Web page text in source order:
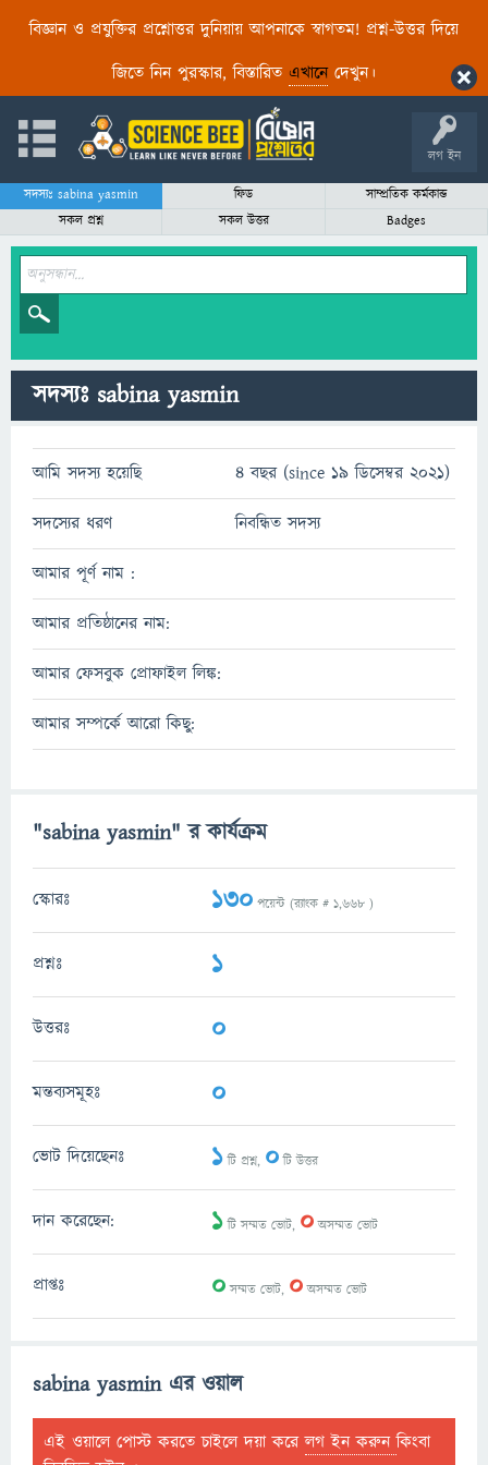
বিজ্ঞান ও প্রযুক্তির প্রশ্নোত্তর দুনিয়ায় আপনাকে স্বাগতম! প্রশ্ন-উত্তর দিয়ে
জিতে নিন পুরস্কার, বিস্তারিত এখানেদেখুন।
লগ ইন
সদস্যঃ sabina yasmin ফিড
সাম্প্রতিক কর্মকান্ড
সকল প্রশ্ন
সকল উত্তর Badges
সদস্যঃ sabina yasmin
আমি সদস্য হয়েছি 4 বছর (since 19 ডিসেম্বর 2021)
সদস্যের ধরণ নিবন্ধিত সদস্য
আমার পূর্ণ নাম :
আমার প্রতিষ্ঠানের নাম:
আমার ফেসবুক প্রোফাইল লিঙ্ক:
আমার সম্পর্কে আরো কিছু:
"sabina yasmin" র কার্যক্রম
স্কোরঃ 130 পয়েন্ট (র‌্যাংক # 1,668 )
প্রশ্নঃ 1
উত্তরঃ 0
মন্তব্যসমূহঃ 0
ভোট দিয়েছেনঃ 1টি প্রশ্ন, 0টি উত্তর
দান করেছেন: 1টি সম্মত ভোট, 0অসম্মত ভোট
প্রাপ্তঃ 0সম্মত ভোট, 0অসম্মত ভোট
sabina yasmin এর ওয়াল
এই ওয়ালে পোস্ট করতে চাইলে দয়া করেলগ ইন করুনকিংবা